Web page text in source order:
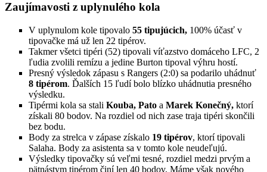
Zaujímavosti z uplynulého kola
V uplynulom kole tipovalo 55 tipujúcich, 100% účasť v
tipovačke má už len 22 tipérov.
Takmer všetci tipéri (52) tipovali víťazstvo domáceho LFC, 2
ľudia zvolili remízu a jedine Burton tipoval výhru hostí.
Presný výsledok zápasu s Rangers (2:0) sa podarilo uhádnuť
8 tipérom. Ďalších 15 ľudí bolo blízko uhádnutia presného
výsledku.
Tipérmi kola sa stali Kouba, Pato a Marek Konečný, ktorí
získali 80 bodov. Na rozdiel od nich zase traja tipéri skončili
bez bodu.
Body za strelca v zápase získalo 19 tipérov, ktorí tipovali
Salaha. Body za asistenta sa v tomto kole neudeľujú.
Výsledky tipovačky sú veľmi tesné, rozdiel medzi prvým a
pätnástym tipérom činí len 40 bodov. Máme však nového